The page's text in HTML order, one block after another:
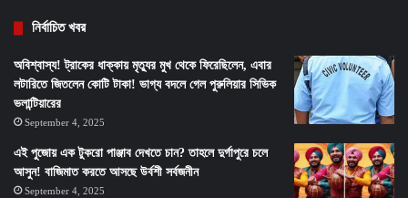
নির্বাচিত খবর
অবিশ্বাস্য! ট্রাকের ধাক্কায় মৃত্যুর মুখ থেকে ফিরেছিলেন, এবার
লটারিতে জিতলেন কোটি টাকা! ভাগ্য বদলে গেল পুরুলিয়ার সিভিক
ভলান্টিয়ারের
September 4, 2025
এই পুজোয় এক টুকরো পাঞ্জাব দেখতে চান? তাহলে দুর্গাপুরে চলে
আসুন! বাজিমাত করতে আসছে উর্বশী সর্বজনীন
September 4, 2025